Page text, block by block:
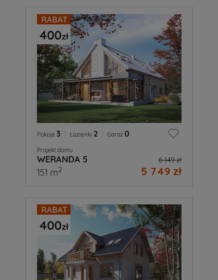
Pokoje 3 Łazienki 2 Garaż 0
Projekt domu
WERANDA 5 6 149 zł
5 749 zł
151 m2